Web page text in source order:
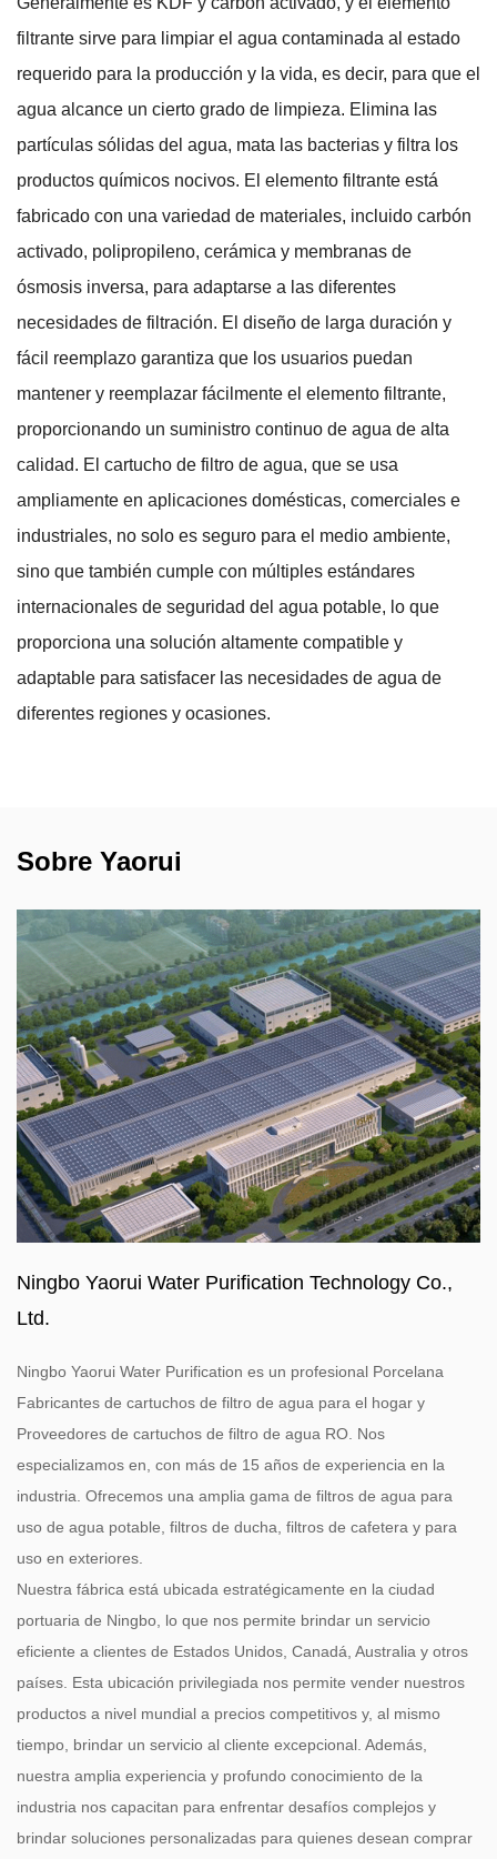
filtrante sirve para limpiar el agua contaminada al estado
requerido para la producción y la vida, es decir, para que el
agua alcance un cierto grado de limpieza. Elimina las
partículas sólidas del agua, mata las bacterias y filtra los
productos químicos nocivos. El elemento filtrante está
fabricado con una variedad de materiales, incluido carbón
activado, polipropileno, cerámica y membranas de
ósmosis inversa, para adaptarse a las diferentes
necesidades de filtración. El diseño de larga duración y
fácil reemplazo garantiza que los usuarios puedan
mantener y reemplazar fácilmente el elemento filtrante,
proporcionando un suministro continuo de agua de alta
calidad. El cartucho de filtro de agua, que se usa
ampliamente en aplicaciones domésticas, comerciales e
industriales, no solo es seguro para el medio ambiente,
sino que también cumple con múltiples estándares
internacionales de seguridad del agua potable, lo que
proporciona una solución altamente compatible y
adaptable para satisfacer las necesidades de agua de
diferentes regiones y ocasiones.
Sobre Yaorui
Ningbo Yaorui Water Purification Technology Co.,
Ltd.
Ningbo Yaorui Water Purification es un profesional Porcelana
Fabricantes de cartuchos de filtro de agua para el hogar y
Proveedores de cartuchos de filtro de agua RO . Nos
especializamos en, con más de 15 años de experiencia en la
industria. Ofrecemos una amplia gama de filtros de agua para
uso de agua potable, filtros de ducha, filtros de cafetera y para
uso en exteriores.
Nuestra fábrica está ubicada estratégicamente en la ciudad
portuaria de Ningbo, lo que nos permite brindar un servicio
eficiente a clientes de Estados Unidos, Canadá, Australia y otros
países. Esta ubicación privilegiada nos permite vender nuestros
productos a nivel mundial a precios competitivos y, al mismo
tiempo, brindar un servicio al cliente excepcional. Además,
nuestra amplia experiencia y profundo conocimiento de la
industria nos capacitan para enfrentar desafíos complejos y
brindar soluciones personalizadas para quienes desean comprar